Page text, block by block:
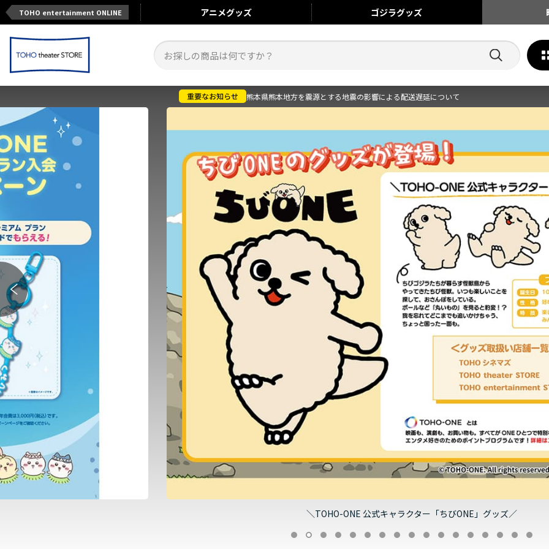
TOHO entertainment ONLINE アニメグッズ ゴジラグッズ
熊本県熊本地方を震源とする地震の影響による配送遅延について
＼TOHO-ONE 公式キャラクター「ちびONE」グッズ／